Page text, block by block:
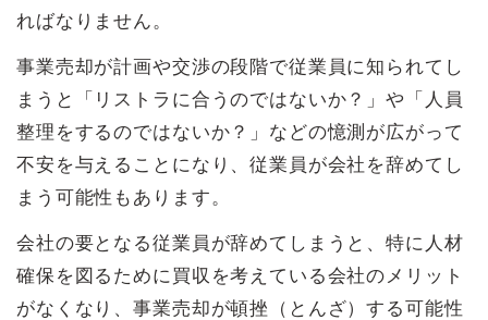
ればなりません。
事業売却が計画や交渉の段階で従業員に知られてし
まうと「リストラに合うのではないか？」や「人員
整理をするのではないか？」などの憶測が広がって
不安を与えることになり、従業員が会社を辞めてし
まう可能性もあります。
会社の要となる従業員が辞めてしまうと、特に人材
確保を図るために買収を考えている会社のメリット
がなくなり、事業売却が頓挫（とんざ）する可能性